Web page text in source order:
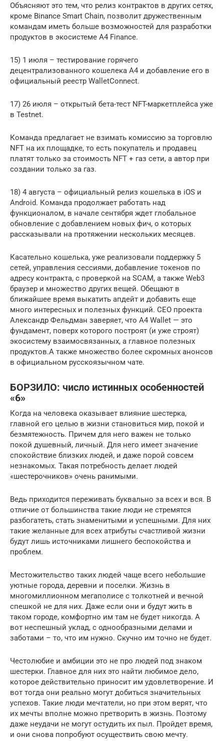
Объясняют это тем, что релиз контрактов в других сетях,
кроме Binance Smart Chain, позволит дружественным
командам иметь больше возможностей для разработки
продуктов в экосистеме A4 Finance.
15) 1 июля – тестирование горячего
децентрализованного кошелека А4 и добавление его в
официальный реестр WalletConnect.
17) 26 июля – открытый бета-тест NFT-маркетплейса уже
в Testnet.
Команда предлагает не взимать комиссию за торговлю
NFT на их площадке, то есть покупатель и продавец
платят только за стоимость NFT + газ сети, а автор при
создании только за газ.
18) 4 августа – официальный релиз кошелька в iOS и
Android. Команда продолжает работать над
функционалом, в начале сентября ждет глобальное
обновление с добавлением новых фич, о которых
рассказывали на протяжении нескольких месяцев.
Касательно кошелька, уже реализовали поддержку 5
сетей, управления сессиями, добавление токенов по
адресу контракта, с проверкой на SCAM, а также Web3
браузер и множество других вещей. Обещают в
ближайшее время выкатить апдейт и добавить еще
много интересных и полезных функций. CEO проекта
Александр Фельдман заверяет, что A4 Wallet — это
фундамент, поверх которого построят (и уже строят)
экосистему взаимосвязанных, а главное полезных
продуктов.А также множество более скромных анонсов
в официальном русскоязычном чате.
БОРЗИЛО: число истинных особенностей
«6»
Когда на человека оказывает влияние шестерка,
главной его целью в жизни становиться мир, покой и
безмятежность. Причем для него важен не только
покой душевный, личный. Для него имеет значение
спокойствие близких людей, и даже порой совсем
незнакомых. Такая потребность делает людей
«шестерочников» очень ранимыми.
Ведь приходится переживать буквально за всех и вся. В
отличие от большинства такие люди не стремятся
разбогатеть, стать знаменитыми и успешными. Для них
такие желанные для всех атрибуты счастливой жизни
будут лишь источниками лишнего беспокойства и
проблем.
Местожительство таких людей чаще всего небольшие
уютные города, деревни и поселки. Жизнь в
многомиллионном мегаполисе с толкотней и вечной
спешкой не для них. Даже если они и будут жить в
таком городе, комфортно им там не будет никогда. А
вот неспешный уклад, с однообразными делами и
заботами – то, что им нужно. Скучно им точно не будет.
Честолюбие и амбиции это не про людей под знаком
шестерки. Главное для них это найти любимое дело,
которое действительно приносит им удовлетворение. И
вот тогда они реально могут добиться значительных
успехов. Такие люди мечтатели, но при этом верят, что
их мечты вполне можно претворить в жизнь. Поэтому
даже неудачи не могут остудить их пыл. Пройдет время,
и они снова попробуют осуществить свою мечту.